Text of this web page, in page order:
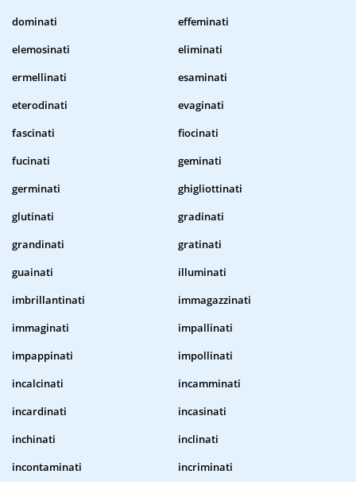
dominati
effeminati
elemosinati
eliminati
ermellinati
esaminati
eterodinati
evaginati
fascinati
fiocinati
fucinati
geminati
germinati
ghigliottinati
glutinati
gradinati
grandinati
gratinati
guainati
illuminati
imbrillantinati
immagazzinati
immaginati
impallinati
impappinati
impollinati
incalcinati
incamminati
incardinati
incasinati
inchinati
inclinati
incontaminati
incriminati